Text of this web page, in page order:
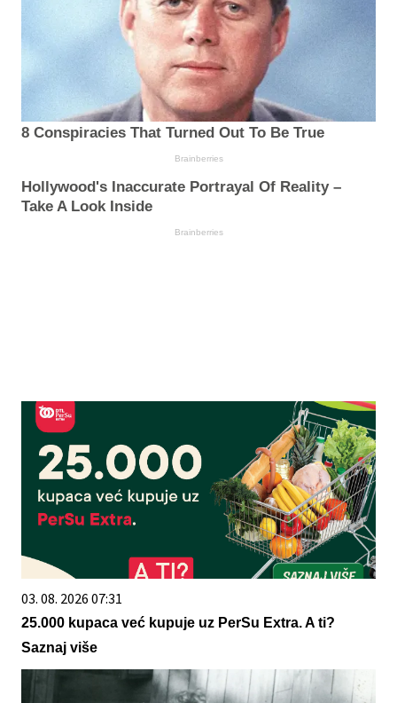
8 Conspiracies That Turned Out To Be True
Brainberries
Hollywood's Inaccurate Portrayal Of Reality –
Take A Look Inside
Brainberries
03. 08. 2026 07:31
25.000 kupaca već kupuje uz PerSu Extra. A ti?
Saznaj više